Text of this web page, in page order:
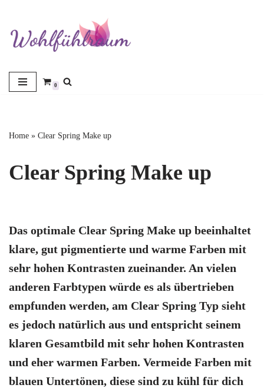
Zum
Inhalt
0
Home » Clear Spring Make up
Clear Spring Make up
Das optimale Clear Spring Make up beeinhaltet
klare, gut pigmentierte und warme Farben mit
sehr hohen Kontrasten zueinander. An vielen
anderen Farbtypen würde es als übertrieben
empfunden werden, am Clear Spring Typ sieht
es jedoch natürlich aus und entspricht seinem
klaren Gesamtbild mit sehr hohen Kontrasten
und eher warmen Farben. Vermeide Farben mit
blauen Untertönen, diese sind zu kühl für dich